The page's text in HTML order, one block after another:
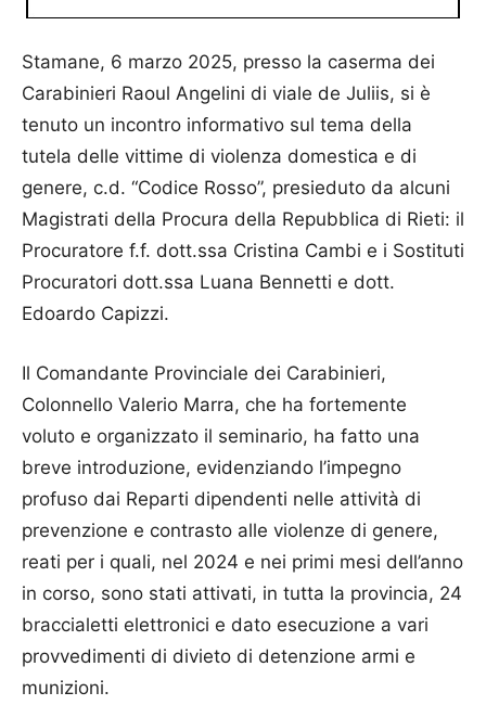
Stamane, 6 marzo 2025, presso la caserma dei
Carabinieri Raoul Angelini di viale de Juliis, si è
tenuto un incontro informativo sul tema della
tutela delle vittime di violenza domestica e di
genere, c.d. “Codice Rosso”, presieduto da alcuni
Magistrati della Procura della Repubblica di Rieti: il
Procuratore f.f. dott.ssa Cristina Cambi e i Sostituti
Procuratori dott.ssa Luana Bennetti e dott.
Edoardo Capizzi.
Il Comandante Provinciale dei Carabinieri,
Colonnello Valerio Marra, che ha fortemente
voluto e organizzato il seminario, ha fatto una
breve introduzione, evidenziando l’impegno
profuso dai Reparti dipendenti nelle attività di
prevenzione e contrasto alle violenze di genere,
reati per i quali, nel 2024 e nei primi mesi dell’anno
in corso, sono stati attivati, in tutta la provincia, 24
braccialetti elettronici e dato esecuzione a vari
provvedimenti di divieto di detenzione armi e
munizioni.